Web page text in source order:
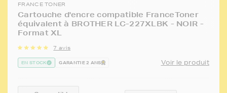
FRANCE TONER
Cartouche d'encre compatible FranceToner
équivalent à BROTHER LC-227XLBK - NOIR -
Format XL
7 avis
EN STOCK GARANTIE 2 ANS Voir le produit